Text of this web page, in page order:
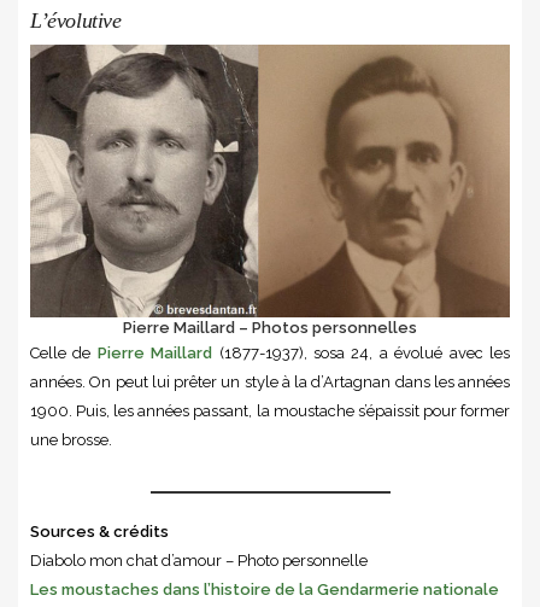
L’évolutive
Pierre Maillard – Photos personnelles
Celle de Pierre Maillard (1877-1937), sosa 24, a évolué avec les
années. On peut lui prêter un style à la d’Artagnan dans les années
1900. Puis, les années passant, la moustache s’épaissit pour former
une brosse.
Sources & crédits
Diabolo mon chat d’amour – Photo personnelle
Les moustaches dans l’histoire de la Gendarmerie nationale